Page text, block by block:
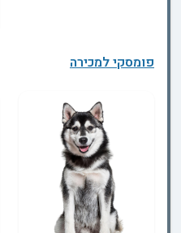
פומסקי למכירה